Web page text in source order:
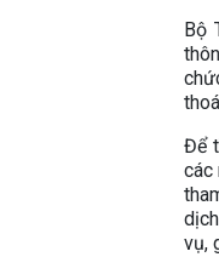
Bộ
Để
các
vụ,